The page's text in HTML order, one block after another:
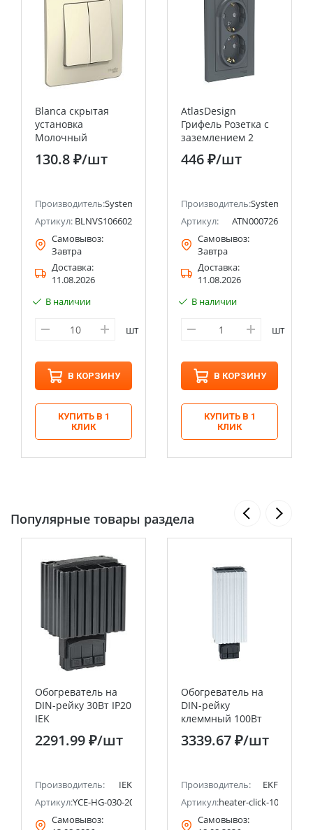
(ранее Schneider Electric)
Blanca скрытая
установка
Молочный
Переключатель
2клавишный , 10А
130.8 ₽/шт
Производитель:Systeme Electric (ранее Schneider Electric)
Артикул: BLNVS106602
Самовывоз:
Завтра
Доставка:
11.08.2026
В наличии
шт
В КОРЗИНУ
КУПИТЬ В 1
КЛИК
AtlasDesign
Грифель Розетка с
заземлением 2
постовая ,со
шторками 16А, (в
(Schneider Electric)
446 ₽/шт
Производитель:Systeme
Артикул:
ATN000726
Самовывоз:
Завтра
Доставка:
11.08.2026
В наличии
шт
В КОРЗИНУ
КУПИТЬ В 1
КЛИК
Популярные товары раздела
Обогреватель на
DIN-рейку 30Вт IP20
IEK
2291.99 ₽/шт
Производитель:
IEK
Артикул:YCE-HG-030-20
Самовывоз:
Обогреватель на
DIN-рейку
клеммный 100Вт
230В IP20 EKF
PROxima
3339.67 ₽/шт
Производитель:
EKF
Артикул:heater-click-100-20
Самовывоз: